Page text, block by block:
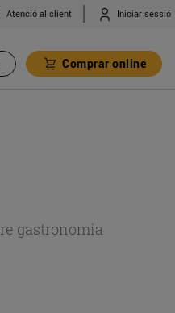
Atenció al client Iniciar sessió
Comprar online
gastronomia